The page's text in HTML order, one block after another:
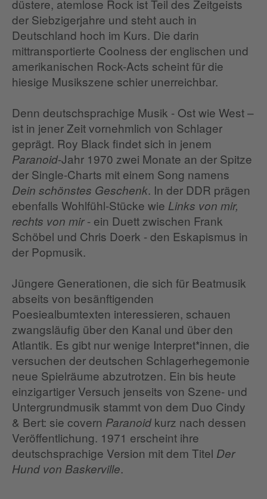
düstere, atemlose Rock ist Teil des Zeitgeists
der Siebzigerjahre und steht auch in
Deutschland hoch im Kurs. Die darin
mittransportierte Coolness der englischen und
amerikanischen Rock-Acts scheint für die
hiesige Musikszene schier unerreichbar.
Denn deutschsprachige Musik - Ost wie West –
ist in jener Zeit vornehmlich von Schlager
geprägt. Roy Black findet sich in jenem
Paranoid-Jahr 1970 zwei Monate an der Spitze
der Single-Charts mit einem Song namens
Dein schönstes Geschenk. In der DDR prägen
ebenfalls Wohlfühl-Stücke wie Links von mir,
rechts von mir- ein Duett zwischen Frank
Schöbel und Chris Doerk - den Eskapismus in
der Popmusik.
Jüngere Generationen, die sich für Beatmusik
abseits von besänftigenden
Poesiealbumtexten interessieren, schauen
zwangsläufig über den Kanal und über den
Atlantik. Es gibt nur wenige Interpret*innen, die
versuchen der deutschen Schlagerhegemonie
neue Spielräume abzutrotzen. Ein bis heute
einzigartiger Versuch jenseits von Szene- und
Untergrundmusik stammt von dem Duo Cindy
& Bert: sie covern Paranoid kurz nach dessen
Veröffentlichung. 1971 erscheint ihre
deutschsprachige Version mit dem Titel Der
Hund von Baskerville.